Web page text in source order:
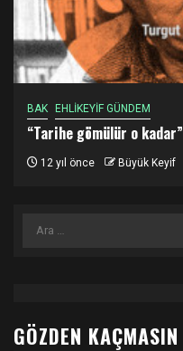
BAK EHLİKEYİF GÜNDEM
“Tarihe gömülür o kadar”
12 yıl önce Büyük Keyif
Arama:
GÖZDEN KAÇMASIN